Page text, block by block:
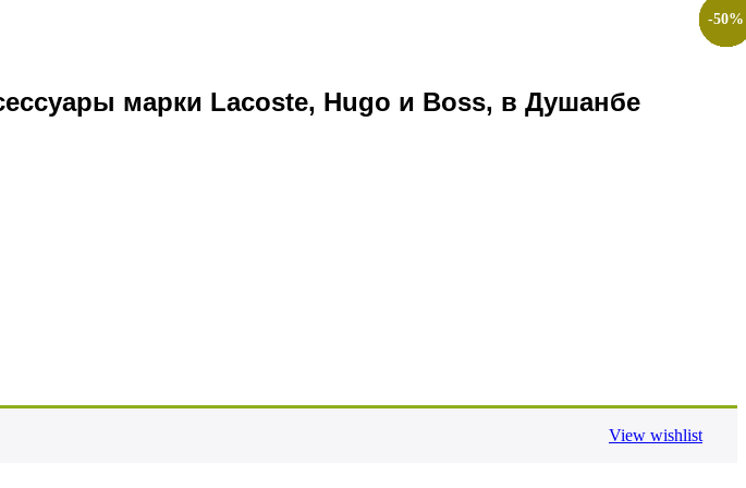
марки Lacoste, Hugo и Boss, в Душанбе
View wishlist
-50%
-50%
-50%
-50%
-50%
-50%
-50%
-50%
-50%
-50%